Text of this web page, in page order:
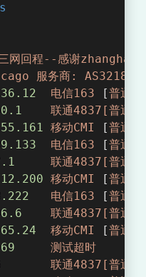
程--感谢
服务商: AS32181
.12 电信163 [普通线
.1
联通4837[普通
.161 移动CMI [普通线
.133 电信163 [普通线
.1
联通4837[普通
.200 移动CMI [普通线
.222 电信163 [普通线
.6
联通4837[普通
.24 移动CMI [普通线
测试超时
联通4837[普通